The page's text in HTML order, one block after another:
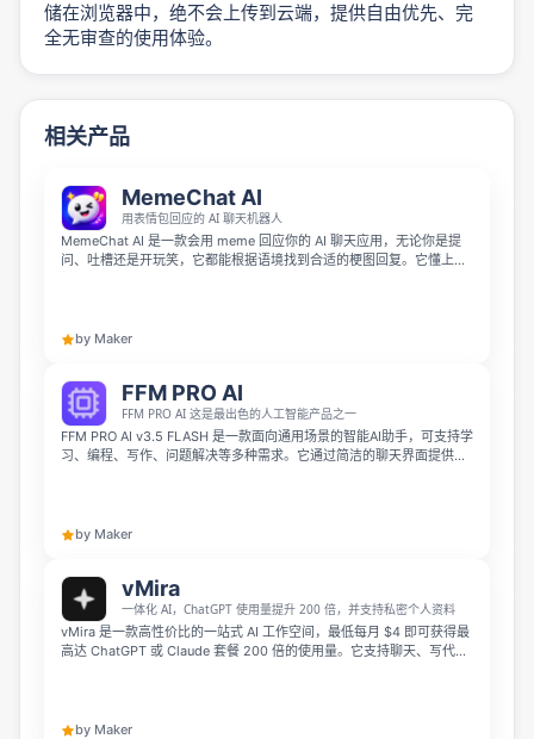
储在浏览器中，绝不会上传到云端，提供自由优先、完
全无审查的使用体验。
相关产品
MemeChat AI
用表情包回应的 AI 聊天机器人
MemeChat AI 是一款会用 meme 回应你的 AI 聊天应用，无论你是提
问、吐槽还是开玩笑，它都能根据语境找到合适的梗图回复。它懂上下
by Maker
FFM PRO AI
FFM PRO AI 这是最出色的人工智能产品之一
FFM PRO AI v3.5 FLASH 是一款面向通用场景的智能AI助手，可支持学
习、编程、写作、问题解决等多种需求。它通过简洁的聊天界面提供快
by Maker
vMira
一体化 AI，ChatGPT 使用量提升 200 倍，并支持私密个人资料
vMira 是一款高性价比的一站式 AI 工作空间，最低每月 $4 即可获得最
高达 ChatGPT 或 Claude 套餐 200 倍的使用量。它支持聊天、写代
by Maker